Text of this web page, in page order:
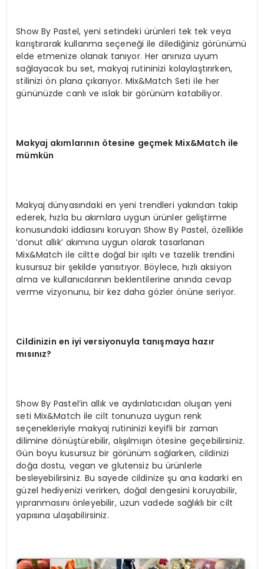
Show By Pastel, yeni setindeki ürünleri tek tek veya
karıştırarak kullanma seçeneği ile dilediğiniz görünümü
elde etmenize olanak tanıyor. Her anınıza uyum
sağlayacak bu set, makyaj rutininizi kolaylaştırırken,
stilinizi ön plana çıkarıyor. Mix&Match Seti ile her
gününüzde canlı ve ıslak bir görünüm katabiliyor.
Makyaj akımlarının ötesine geçmek Mix&Match ile
mümkün
Makyaj dünyasındaki en yeni trendleri yakından takip
ederek, hızla bu akımlara uygun ürünler geliştirme
konusundaki iddiasını koruyan Show By Pastel, özellikle
‘donut allık’ akımına uygun olarak tasarlanan
Mix&Match ile ciltte doğal bir ışıltı ve tazelik trendini
kusursuz bir şekilde yansıtıyor. Böylece, hızlı aksiyon
alma ve kullanıcılarının beklentilerine anında cevap
verme vizyonunu, bir kez daha gözler önüne seriyor.
Cildinizin en iyi versiyonuyla tanışmaya hazır
mısınız?
Show By Pastel’in allık ve aydınlatıcıdan oluşan yeni
seti Mix&Match ile cilt tonunuza uygun renk
seçenekleriyle makyaj rutininizi keyifli bir zaman
dilimine dönüştürebilir, alışılmışın ötesine geçebilirsiniz.
Gün boyu kusursuz bir görünüm sağlarken, cildinizi
doğa dostu, vegan ve glutensiz bu ürünlerle
besleyebilirsiniz. Bu sayede cildinize şu ana kadarki en
güzel hediyenizi verirken, doğal dengesini koruyabilir,
yıpranmasını önleyebilir, uzun vadede sağlıklı bir cilt
yapısına ulaşabilirsiniz.